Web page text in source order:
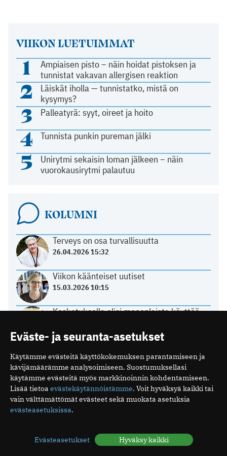
VIIKON LUETUIMMAT
1
Ampiaisen pisto – näin hoidat pistoksen ja
tunnistat vakavan allergisen reaktion
2
Läiskät iholla — tunnistatko, mistä on
kysymys?
3 Palleatyrä: syyt, oireet ja hoito
4 Tunnista punkin pureman jälki
5
Unirytmi sekaisin loman jälkeen – näin
vuorokausirytmi palautuu
KOLUMNI
Terveys on osa turvallisuutta
26.04.2026 15:32
Viikon käänteiset uutiset
15.03.2026 10:15
Kosketuksella olisi monenlaista käyttöä
11.12.2025 09:58
Espanjassa perusterveydenhuolto toimii
hyvin
07.12.2025 13:59
HYVINVOINTI
Unirytmi sekaisin loman jälkeen – näin
vuorokausirytmi palautuu
Eväste- ja seuranta-asetukset
Käytämme evästeitä käyttökokemuksen parantamiseen ja
kävijämäärämme analysoimiseen. Suostumuksellasi
käytämme evästeitä myös markkinoinnin kohdentamiseen.
Lisää tietoa evästekäytännöistämme. Voit hyväksyä kaikki tai
vain välttämättömät evästeet sekä muokata asetuksia
evästeasetuksissa.
Evästeasetukset Hyväksy kaikki